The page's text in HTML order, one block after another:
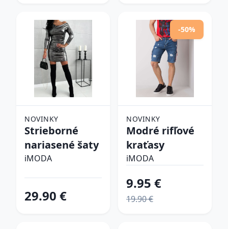
NOVINKY
Strieborné
nariasené šaty
iMODA
29.90 €
-50%
NOVINKY
Modré rifľové
kraťasy
iMODA
9.95 €
19.90 €